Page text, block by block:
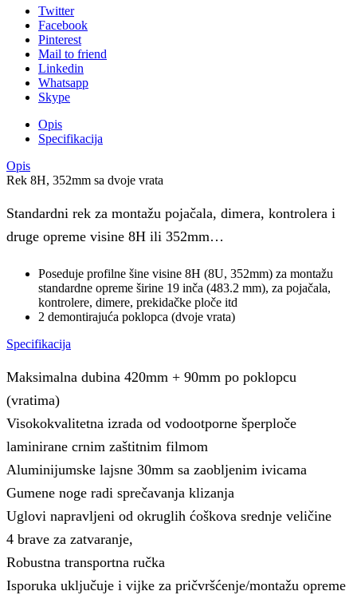
Twitter
Facebook
Pinterest
Mail to friend
Linkedin
Whatsapp
Skype
Opis
Specifikacija
Opis
Rek 8H, 352mm sa dvoje vrata
Standardni rek za montažu pojačala, dimera, kontrolera i
druge opreme visine 8H ili 352mm…
Poseduje profilne šine visine 8H (8U, 352mm) za montažu
standardne opreme širine 19 inča (483.2 mm), za pojačala,
kontrolere, dimere, prekidačke ploče itd
2 demontirajuća poklopca (dvoje vrata)
Specifikacija
Maksimalna dubina 420mm + 90mm po poklopcu
(vratima)
Visokokvalitetna izrada od vodootporne šperploče
laminirane crnim zaštitnim filmom
Aluminijumske lajsne 30mm sa zaobljenim ivicama
Gumene noge radi sprečavanja klizanja
Uglovi napravljeni od okruglih ćoškova srednje veličine
4 brave za zatvaranje,
Robustna transportna ručka
Isporuka uključuje i vijke za pričvršćenje/montažu opreme